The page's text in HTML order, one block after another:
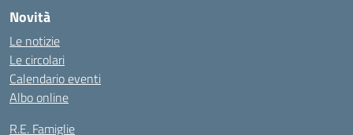
Novità
Le notizie
Le circolari
Calendario eventi
Albo online
R.E. Famiglie